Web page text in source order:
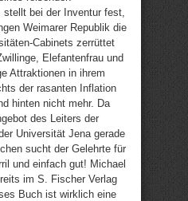
bei der Inventur fest,
Weimarer Republik die
Cabinets zerrüttet
Elefantenfrau und
Attraktionen in ihrem
der rasanten Inflation
hinten nicht mehr. Da
des Leiters der
Universität Jena gerade
sucht der Gelehrte für
und einfach gut! Michael
im S. Fischer Verlag
Buch ist wirklich eine